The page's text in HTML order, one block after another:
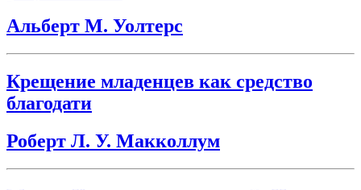
Альберт М. Уолтерс
Крещение младенцев как средство
благодати
Роберт Л. У. Макколлум